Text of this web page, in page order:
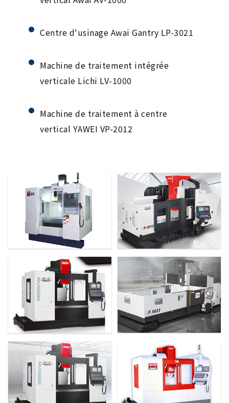
Centre d'usinage Awai Gantry LP-3021
Machine de traitement intégrée
verticale Lichi LV-1000
Machine de traitement à centre
vertical YAWEI VP-2012